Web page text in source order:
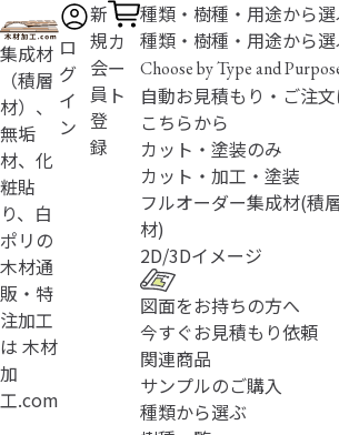
集成材
（積層
材）、
無垢
材、化
粧貼
り、白
ポリの
木材通
販・特
注加工
は 木材
加
工.com
ロ
グ
イ
ン
新
規
会
員
登
録
カ
ー
ト
種類・樹種・用途から
種類・樹種・用途から
Choose by Type and
自動お見積もり・ご注
こちらから
カット・塗装のみ
カット・加工・塗装
フルオーダー集成材(積
材)
2D/3Dイメージ
図面をお持ちの方へ
今すぐお見積もり依頼
関連商品
サンプルのご購入
種類から選ぶ